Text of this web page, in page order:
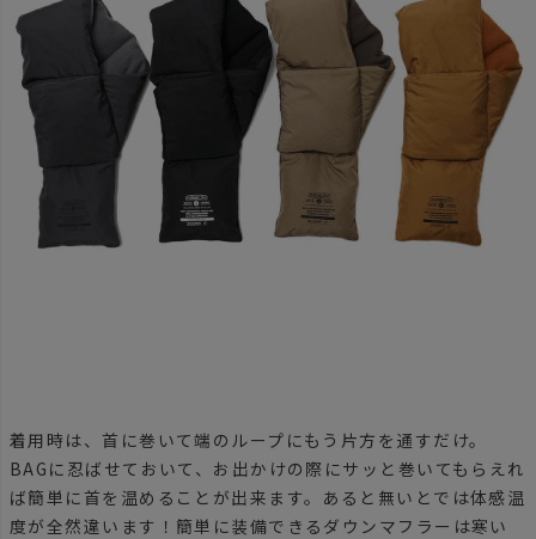
着用時は、首に巻いて端のループにもう片方を通すだけ。
BAGに忍ばせておいて、お出かけの際にサッと巻いてもらえれ
ば簡単に首を温めることが出来ます。あると無いとでは体感温
度が全然違います！簡単に装備できるダウンマフラーは寒い